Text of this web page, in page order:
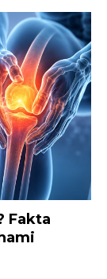
Fakta